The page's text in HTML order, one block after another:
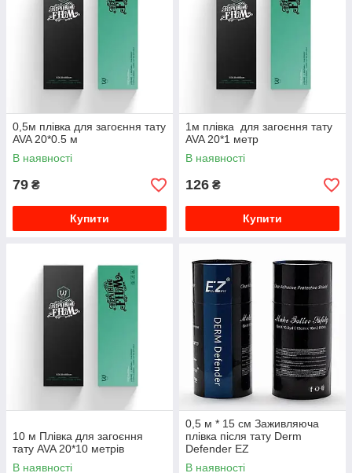
0,5м плівка для загоєння тату
AVA 20*0.5 м
В наявності
79 ₴
Купити
1м плівка для загоєння тату
AVA 20*1 метр
В наявності
126 ₴
Купити
10 м Плівка для загоєння
тату AVA 20*10 метрів
В наявності
0,5 м * 15 см Заживляюча
плівка після тату Derm
Defender EZ
В наявності